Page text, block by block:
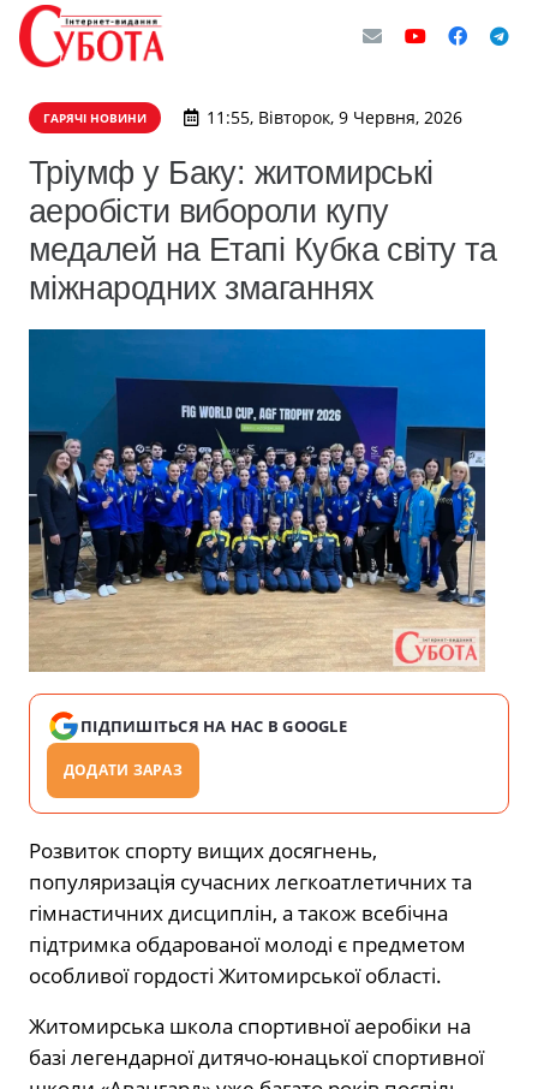
ГАРЯЧІ НОВИНИ 11:55, Вівторок, 9 Червня, 2026
Тріумф у Баку: житомирські
аеробісти вибороли купу
медалей на Етапі Кубка світу та
міжнародних змаганнях
ПІДПИШІТЬСЯ НА НАС В GOOGLE
ДОДАТИ ЗАРАЗ
Розвиток спорту вищих досягнень,
популяризація сучасних легкоатлетичних та
гімнастичних дисциплін, а також всебічна
підтримка обдарованої молоді є предметом
особливої гордості Житомирської області.
Житомирська школа спортивної аеробіки на
базі легендарної дитячо-юнацької спортивної